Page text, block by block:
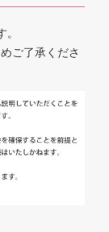
。
ご了承くださ